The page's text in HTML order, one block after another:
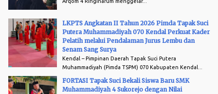
Arqom 4 Ringinarum menggelar...
LKPTS Angkatan II Tahun 2026 Pimda Tapak Suci
Putera Muhammadiyah 070 Kendal Perkuat Kader
Pelatih melalui Pendalaman Jurus Lembu dan
Senam Sang Surya
Kendal – Pimpinan Daerah Tapak Suci Putera
Muhammadiyah (Pimda TSPM) 070 Kabupaten Kendal...
FORTASI Tapak Suci Bekali Siswa Baru SMK
Muhammadiyah 4 Sukorejo dengan Nilai